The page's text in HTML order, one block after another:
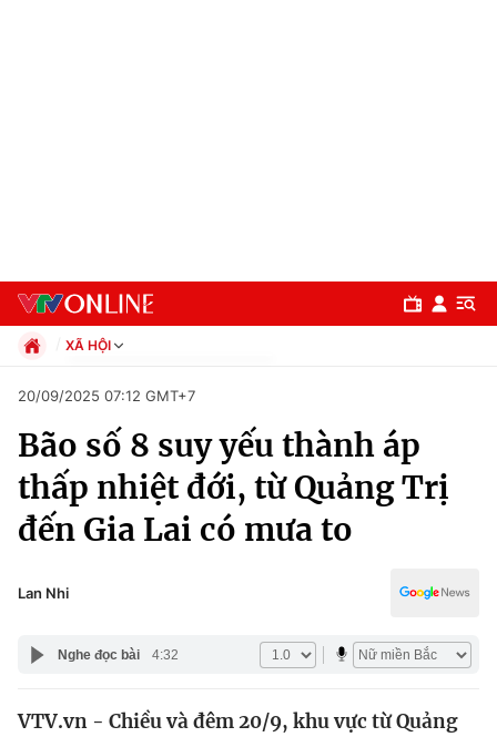
Chuyên mục
Chính trị
XÃ HỘI
Xã hội
Pháp luật
Thể thao
Truyền hình
Giáo dục
20/09/2025 07:12 GMT+7
Bão số 8 suy yếu thành áp
thấp nhiệt đới, từ Quảng Trị
đến Gia Lai có mưa to
Lan Nhi
Nghe đọc bài 4:32
VTV.vn - Chiều và đêm 20/9, khu vực từ Quảng